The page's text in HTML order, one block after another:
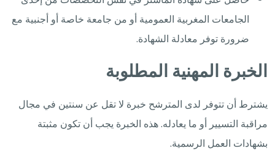
الجامعات المغربية العمومية أو من جامعة خاصة أو أجنبية مع
ضرورة توفر معادلة الشهادة.
الخبرة المهنية المطلوبة
يشترط أن تتوفر لدى المترشح خبرة لا تقل عن سنتين في مجال
مراقبة التسيير أو ما يعادله. هذه الخبرة يجب أن تكون مثبتة
بشهادات العمل الرسمية.